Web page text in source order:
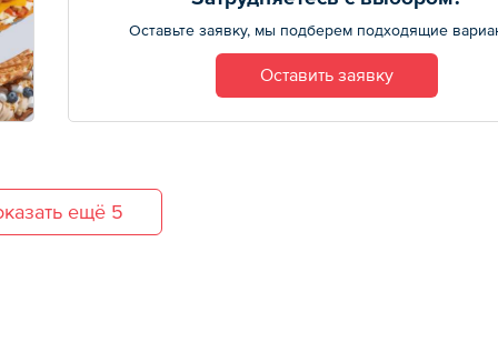
Оставьте заявку, мы подберем подходящие
Оставить заявку
ещё 5